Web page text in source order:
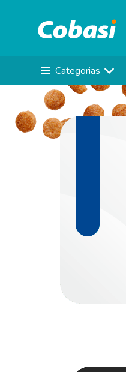
Categorias